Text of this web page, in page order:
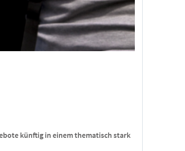
künftig in einem thematisch stark